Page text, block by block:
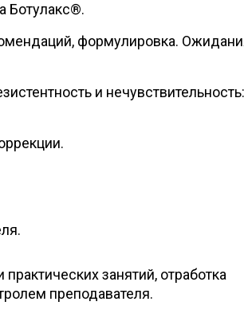
Ботулакс®.
формулировка.
и нечувствительность:
занятий, отработка
преподавателя.